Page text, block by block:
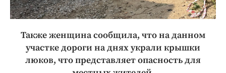
Также женщина сообщила, что на данном
участке дороги на днях украли крышки
люков, что представляет опасность для